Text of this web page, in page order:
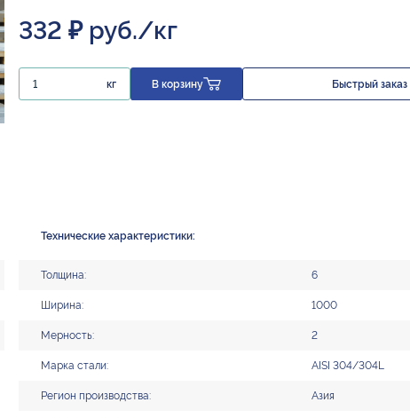
332 ₽ руб./кг
кг В корзину Быстрый заказ
Технические характеристики:
Толщина: 6
Ширина: 1000
Мерность: 2
Марка стали: AISI 304/304L
Регион производства: Азия